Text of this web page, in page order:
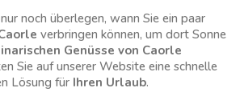
noch überlegen, wann Sie ein paar
verbringen können, um dort Sonne
Genüsse von Caorle
Sie auf unserer Website eine schnelle
Lösung für Ihren Urlaub.